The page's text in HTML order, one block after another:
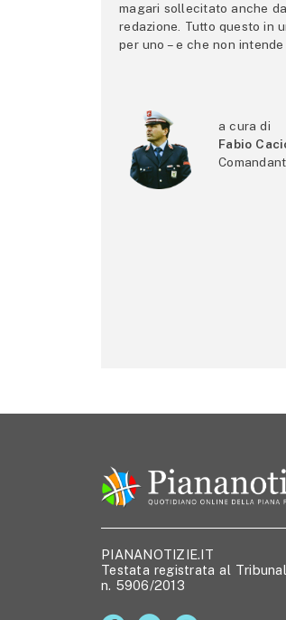
magari sollecitato anche
redazione. Tutto questo in
per uno – e che non
a cura di
Fabio
PIANANOTIZIE.IT
Testata registrata al
n. 5906/2013